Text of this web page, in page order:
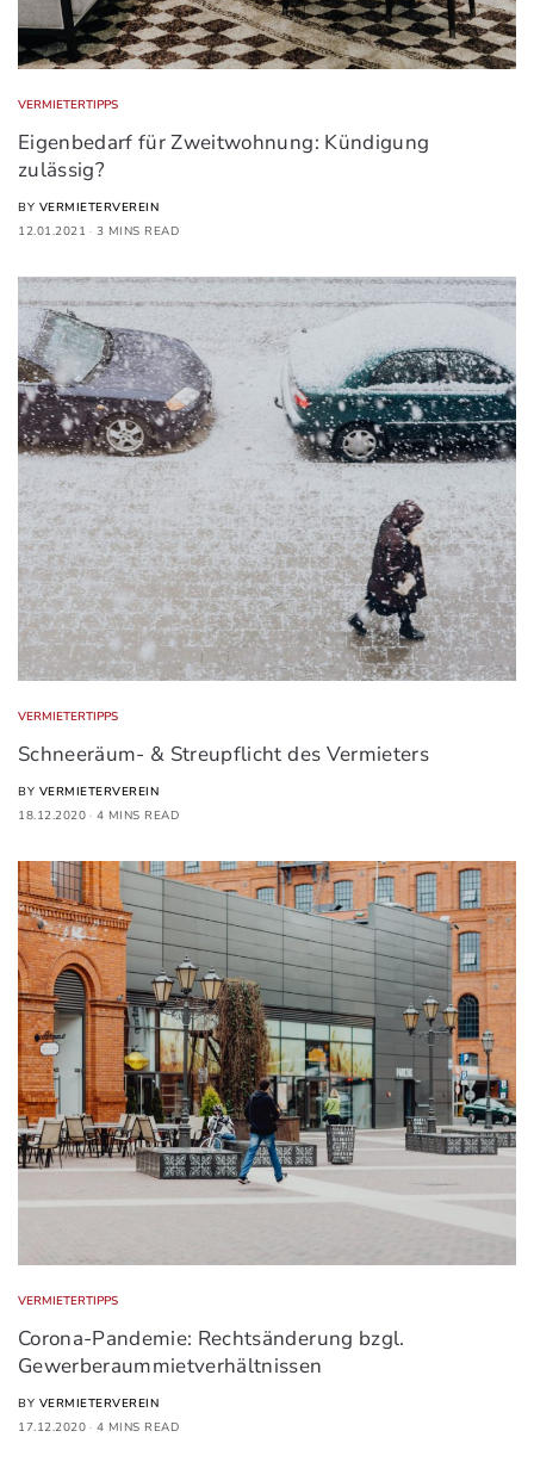
VERMIETERTIPPS
Eigenbedarf für Zweitwohnung: Kündigung
zulässig?
BY VERMIETERVEREIN
12.01.2021
3 MINS READ
VERMIETERTIPPS
Schneeräum- & Streupflicht des Vermieters
BY VERMIETERVEREIN
18.12.2020
4 MINS READ
VERMIETERTIPPS
Corona-Pandemie: Rechtsänderung bzgl.
Gewerberaummietverhältnissen
BY VERMIETERVEREIN
17.12.2020
4 MINS READ